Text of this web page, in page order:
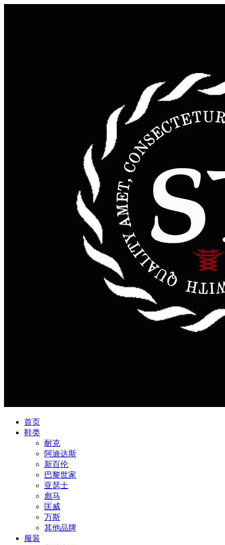
首页
鞋类
耐克
阿迪达斯
新百伦
巴黎世家
亚瑟士
彪马
匡威
万斯
其他品牌
服装